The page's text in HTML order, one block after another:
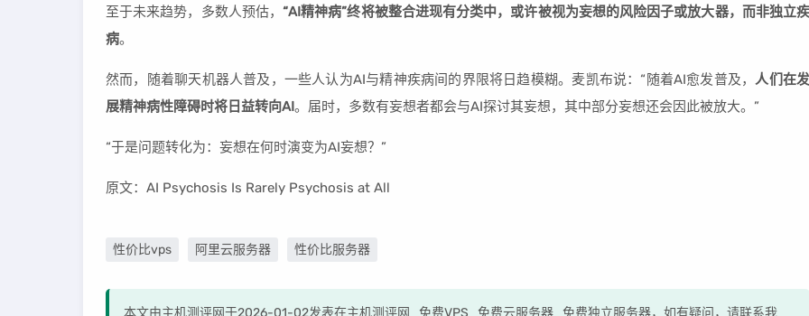
至于未来趋势，多数人预估，“AI精神病”终将被整合进现有分类中，或许被视为妄想的风险因子或放大器，而非独立
病。
然而，随着聊天机器人普及，一些人认为AI与精神疾病间的界限将日趋模糊。麦凯布说：“随着AI愈发普及，人们在
展精神病性障碍时将日益转向AI。届时，多数有妄想者都会与AI探讨其妄想，其中部分妄想还会因此被放大。”
“于是问题转化为：妄想在何时演变为AI妄想？”
原文：AI Psychosis Is Rarely Psychosis at All
性价比vps 阿里云服务器 性价比服务器